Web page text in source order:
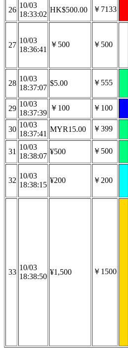
26
10/03
18:33:02
HK$500.00 ￥7133
27
10/03
18:36:41
￥500 ￥500
28
10/03
18:37:07
$5.00 ￥555
29
10/03
18:37:39
￥100 ￥100
30
10/03
18:37:41
MYR15.00 ￥399
31
10/03
18:38:07
¥500 ￥500
32
10/03
18:38:15
¥200 ￥200
33
10/03
18:38:50
¥1,500 ￥1500